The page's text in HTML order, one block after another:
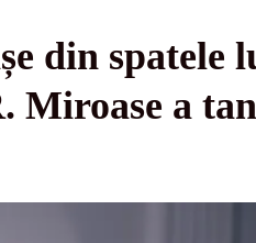
din spatele
Miroase a